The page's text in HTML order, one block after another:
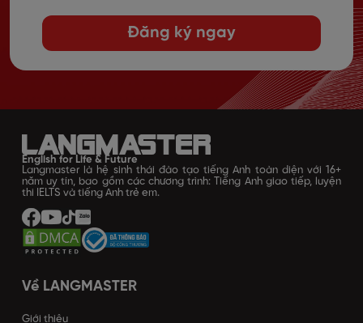
Đăng ký ngay
English for Life & Future
Langmaster là hệ sinh thái đào tạo tiếng Anh toàn diện với 16+
năm uy tín, bao gồm các chương trình: Tiếng Anh giao tiếp, luyện
thi IELTS và tiếng Anh trẻ em.
Về LANGMASTER
Giới thiệu